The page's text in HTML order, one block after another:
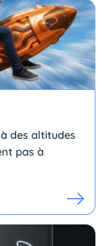
des altitudes
pas à